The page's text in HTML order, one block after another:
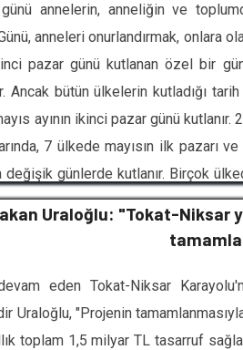
annelerin, anneliğin ve
anneleri onurlandırmak, onlara
pazar günü kutlanan özel bir
Ancak bütün ülkelerin kutladığı
ayının ikinci pazar günü
7 ülkede mayısın ilk pazarı
değişik günlerde kutlanır. Birçok
Puja Günü, Anneler Günü ile
da ifade ettiği bir gün
Uraloğlu: "Tokat-Niksar
devam eden Tokat-Niksar
Uraloğlu, "Projenin
toplam 1,5 milyar TL tasarruf